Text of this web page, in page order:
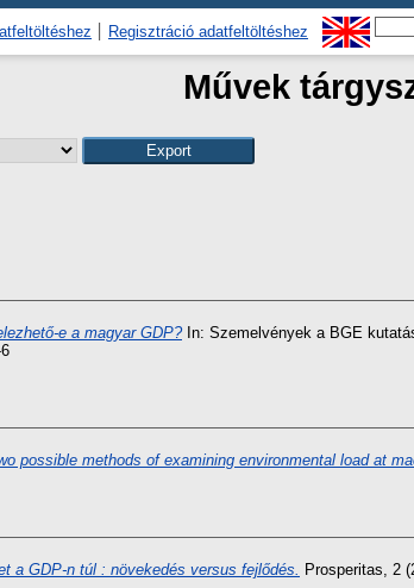
Regisztráció adatfeltöltéshez
Művek
e a magyar GDP?In: Szemelvények a BGE
possible methods of examining environmental load at
a GDP-n túl : növekedés versus fejlődés. Prosperitas, 2